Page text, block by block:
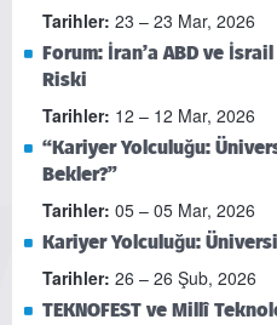
Tarihler: 23 – 23 Mar, 2026
Forum: İran’a ABD ve
Riski
Tarihler: 12 – 12 Mar, 2026
“Kariyer Yolculuğu:
Bekler?”
Tarihler: 05 – 05 Mar, 2026
Kariyer Yolculuğu:
Tarihler: 26 – 26 Şub, 2026
TEKNOFEST ve Millî